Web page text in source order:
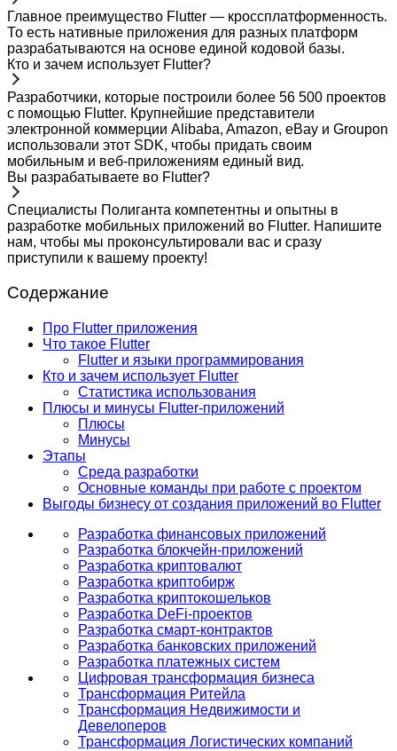
Главное преимущество Flutter — кроссплатформенность.
То есть нативные приложения для разных платформ
разрабатываются на основе единой кодовой базы.
Кто и зачем использует Flutter?
Разработчики, которые построили более 56 500 проектов
с помощью Flutter. Крупнейшие представители
электронной коммерции Alibaba, Amazon, eBay и Groupon
использовали этот SDK, чтобы придать своим
мобильным и веб-приложениям единый вид.
Вы разрабатываете во Flutter?
Специалисты Полиганта компетентны и опытны в
разработке мобильных приложений во Flutter. Напишите
нам, чтобы мы проконсультировали вас и сразу
приступили к вашему проекту!
Содержание
Про Flutter приложения
Что такое Flutter
Flutter и языки программирования
Кто и зачем использует Flutter
Статистика использования
Плюсы и минусы Flutter-приложений
Плюсы
Минусы
Этапы
Среда разработки
Основные команды при работе с проектом
Выгоды бизнесу от создания приложений во Flutter
Разработка финансовых приложений
Разработка блокчейн-приложений
Разработка криптовалют
Разработка криптобирж
Разработка криптокошельков
Разработка DeFi-проектов
Разработка смарт-контрактов
Разработка банковских приложений
Разработка платежных систем
Цифровая трансформация бизнеса
Трансформация Ритейла
Трансформация Недвижимости и
Девелоперов
Трансформация Логистических компаний